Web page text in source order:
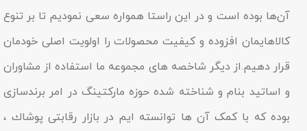
آن‌ها بوده است و در این راستا همواره سعی نمودیم تا بر تنوع
کالاهایمان افزوده و کیفیت محصولات را اولویت اصلی خودمان
قرار دهیم.از دیگر شاخصه هاى مجموعه ما استفاده از مشاوران
و اساتید بنام و شناخته شده حوزه مارکتینگ در امر برندسازى
بوده که با کمک آن ها توانسته ایم در بازار رقابتى پوشاك ،